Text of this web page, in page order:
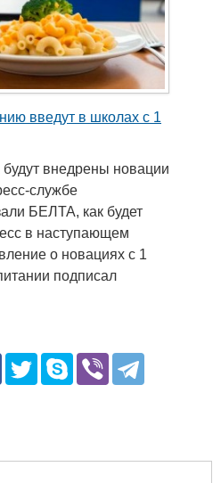
введут в школах с 1
внедрены новации
службе
БЕЛТА, как будет
в наступающем
о новациях с 1
подписал